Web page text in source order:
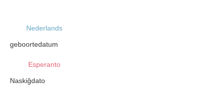
Nederlands
geboortedatum
Esperanto
Naskiĝdato